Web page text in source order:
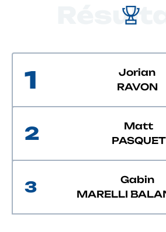
1
Jorian
RAVON
2
Matt
PASQUET
3
Gabin
MARELLI